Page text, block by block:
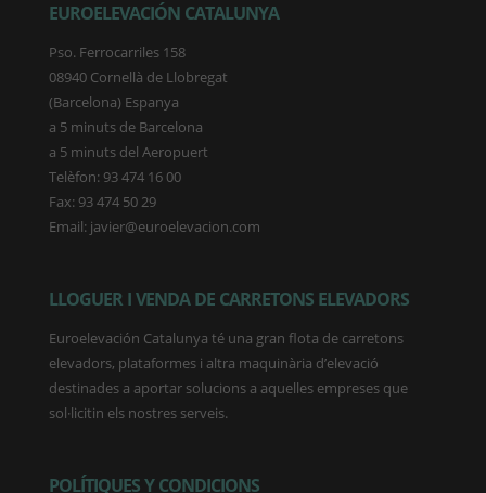
EUROELEVACIÓN CATALUNYA
Pso. Ferrocarriles 158
08940 Cornellà de Llobregat
(Barcelona) Espanya
a 5 minuts de Barcelona
a 5 minuts del Aeropuert
Telèfon: 93 474 16 00
Fax: 93 474 50 29
Email: javier@euroelevacion.com
LLOGUER I VENDA DE CARRETONS ELEVADORS
Euroelevación Catalunya té una gran flota de carretons
elevadors, plataformes i altra maquinària d’elevació
destinades a aportar solucions a aquelles empreses que
sol·licitin els nostres serveis.
POLÍTIQUES Y CONDICIONS